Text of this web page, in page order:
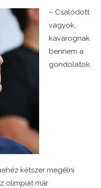
– Csalódott
vagyok,
kavarognak
bennem a
gondolatok,
kétszer megélni
olimpiát már